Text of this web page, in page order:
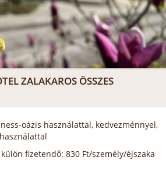
ZALAKAROS ÖSSZES
oázis használattal, kedvezménnyel,
fizetendő: 830 Ft/személy/éjszaka